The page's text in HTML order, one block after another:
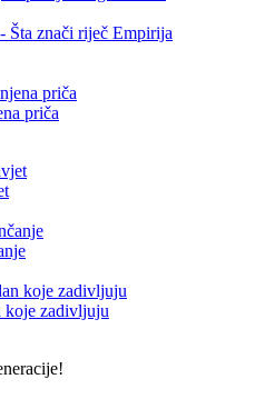
priča
koje zadivljuju